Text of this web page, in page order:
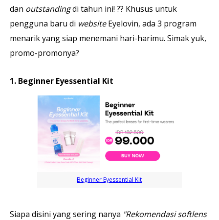
dan outstandingdi tahun ini! ?? Khusus untuk
pengguna baru di websiteEyelovin, ada 3 program
menarik yang siap menemani hari-harimu. Simak yuk,
promo-promonya?
1. Beginner Eyessential Kit
Beginner Eyessential Kit
Siapa disini yang sering nanya "Rekomendasi softlens